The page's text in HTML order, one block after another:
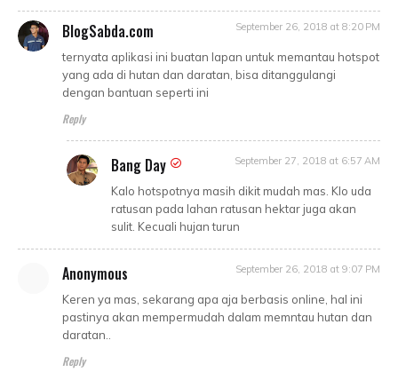
BlogSabda.com September 26, 2018 at 8:20 PM
ternyata aplikasi ini buatan lapan untuk memantau hotspot
yang ada di hutan dan daratan, bisa ditanggulangi
dengan bantuan seperti ini
Reply
Bang Day September 27, 2018 at 6:57 AM
Kalo hotspotnya masih dikit mudah mas. Klo uda
ratusan pada lahan ratusan hektar juga akan
sulit. Kecuali hujan turun
Anonymous September 26, 2018 at 9:07 PM
Keren ya mas, sekarang apa aja berbasis online, hal ini
pastinya akan mempermudah dalam memntau hutan dan
daratan..
Reply